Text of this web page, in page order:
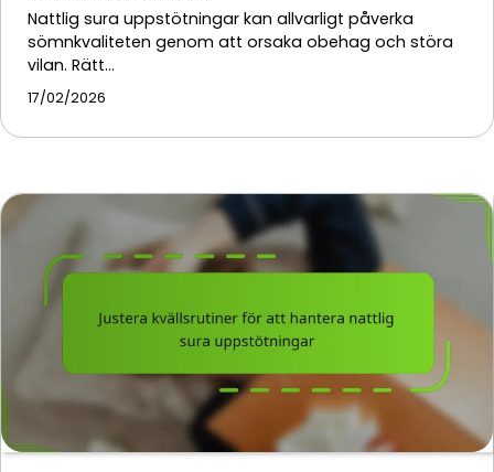
Nattlig sura uppstötningar kan allvarligt påverka
sömnkvaliteten genom att orsaka obehag och störa
vilan. Rätt…
17/02/2026